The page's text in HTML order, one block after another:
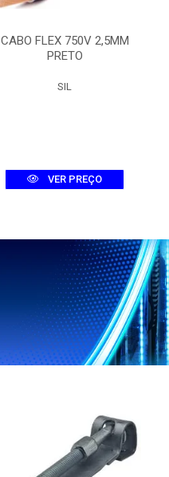
CABO FLEX 750V 2,5MM
PRETO
SIL
VER PREÇO